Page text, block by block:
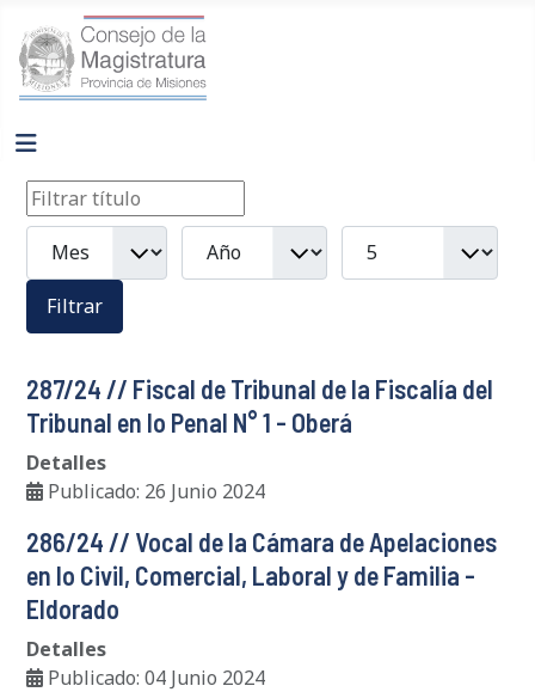
Filtros
Filtrar título
Mes
Año Cantidad a mostrar
Filtrar
287/24 // Fiscal de Tribunal de la Fiscalía del
Tribunal en lo Penal N° 1 - Oberá
Detalles
Publicado: 26 Junio 2024
286/24 // Vocal de la Cámara de Apelaciones
en lo Civil, Comercial, Laboral y de Familia -
Eldorado
Detalles
Publicado: 04 Junio 2024